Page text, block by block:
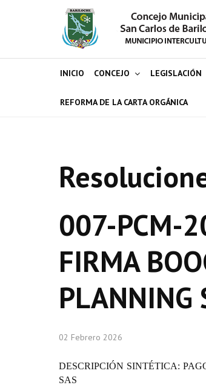
INICIO CONCEJO LEGISLACIÓN
REFORMA DE LA CARTA ORGÁNICA
007-PCM-
FIRMA
PLANNING
02 Febrero 2026
DESCRIPCIÓN SINTÉTICA:
SAS